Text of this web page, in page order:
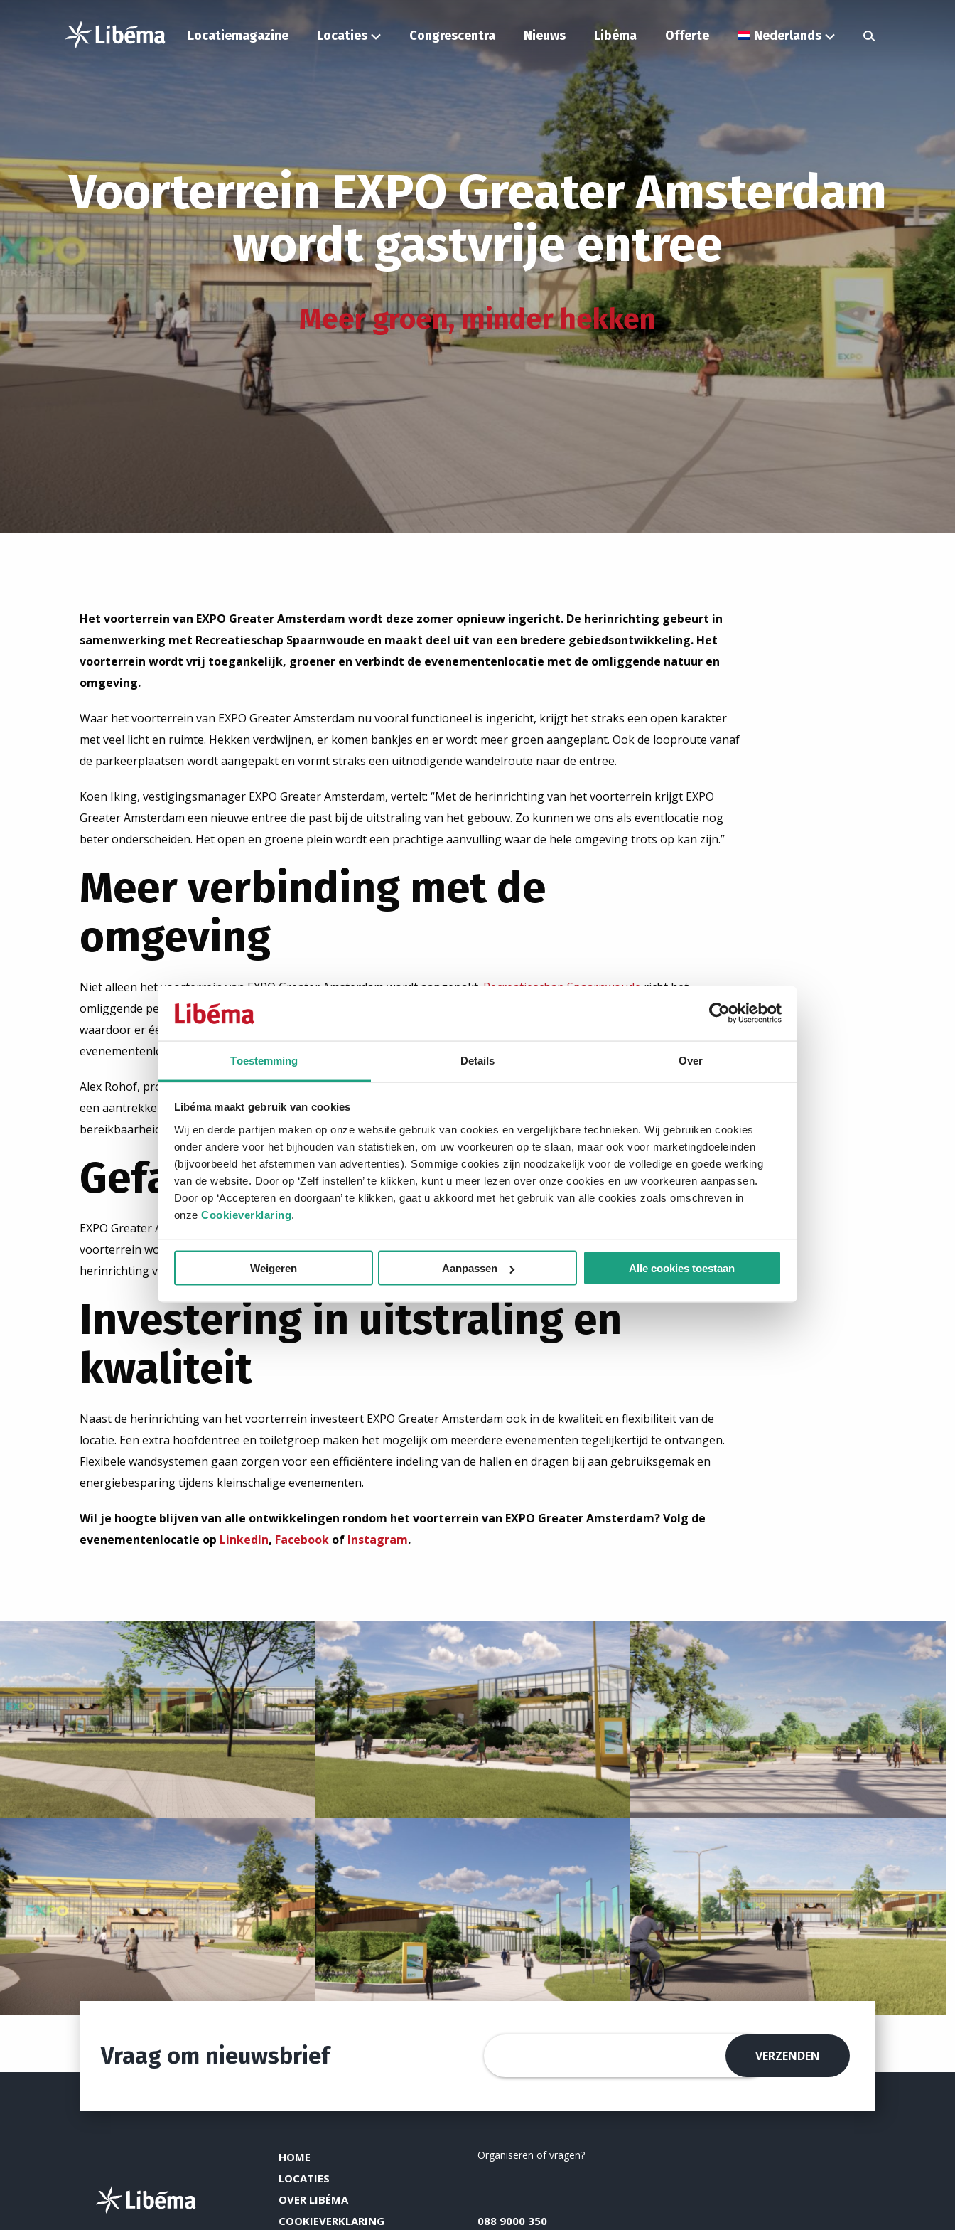
Toestemming Details Over
Libéma maakt gebruik van cookies
Wij en derde partijen maken op onze website gebruik van cookies en vergelijkbare technieken. Wij gebruiken cookies
onder andere voor het bijhouden van statistieken, om uw voorkeuren op te slaan, maar ook voor marketingdoeleinden
(bijvoorbeeld het afstemmen van advertenties). Sommige cookies zijn noodzakelijk voor de volledige en goede werking
van de website. Door op ‘Zelf instellen’ te klikken, kunt u meer lezen over onze cookies en uw voorkeuren aanpassen.
Door op ‘Accepteren en doorgaan’ te klikken, gaat u akkoord met het gebruik van alle cookies zoals omschreven in
onze Cookieverklaring.
Weigeren Aanpassen Alle cookies toestaan
Locatiemagazine Locaties Congrescentra Nieuws Libéma Offerte Nederlands
Voorterrein EXPO Greater Amsterdam
wordt gastvrije entree
Meer groen, minder hekken
Het voorterrein van EXPO Greater Amsterdam wordt deze zomer opnieuw ingericht. De herinrichting gebeurt in
samenwerking met Recreatieschap Spaarnwoude en maakt deel uit van een bredere gebiedsontwikkeling. Het
voorterrein wordt vrij toegankelijk, groener en verbindt de evenementenlocatie met de omliggende natuur en
omgeving.
Waar het voorterrein van EXPO Greater Amsterdam nu vooral functioneel is ingericht, krijgt het straks een open karakter
met veel licht en ruimte. Hekken verdwijnen, er komen bankjes en er wordt meer groen aangeplant. Ook de looproute vanaf
de parkeerplaatsen wordt aangepakt en vormt straks een uitnodigende wandelroute naar de entree.
Koen Iking, vestigingsmanager EXPO Greater Amsterdam, vertelt: “Met de herinrichting van het voorterrein krijgt EXPO
Greater Amsterdam een nieuwe entree die past bij de uitstraling van het gebouw. Zo kunnen we ons als eventlocatie nog
beter onderscheiden. Het open en groene plein wordt een prachtige aanvulling waar de hele omgeving trots op kan zijn.”
Meer verbinding met de
omgeving
Niet alleen het voorterrein van EXPO Greater Amsterdam wordt aangepakt. Recreatieschap Spaarnwoude richt het
omliggende perceel opnieuw in en maakt het open, bloemrijker en sociaal veiliger. De ontwerpen zijn op elkaar afgestemd,
waardoor er één overzichtelijk gebied ontstaat dat ook fungeert als fiets‑ en wandelroute tussen het dorp Vijfhuizen en de
evenementenlocatie.
Alex Rohof, projectmanager Recreatie Noord-Holland:“
een aantrekkelijke entree die bezoekers welkom heet en beter aansluit op de omgeving. Zo versterken we zowel de
bereikbaarheid als de kwaliteit van het gebied.”
Gefaseerde aanpak
EXPO Greater Amsterdam en Recreatieschap Spaarnwoude kiezen voor een gezamenlijke, gefaseerde aanpak. Het
voorterrein wordt vanaf eind juni vernieuwd en begin november 2026 opgeleverd. Het recreatieschap start daarna met de
herinrichting van het aangrenzende gebied. Dat wordt in de komende jaren onder handen genomen.
Investering in uitstraling en
kwaliteit
Naast de herinrichting van het voorterrein investeert EXPO Greater Amsterdam ook in de kwaliteit en flexibiliteit van de
locatie. Een extra hoofdentree en toiletgroep maken het mogelijk om meerdere evenementen tegelijkertijd te ontvangen.
Flexibele wandsystemen gaan zorgen voor een efficiëntere indeling van de hallen en dragen bij aan gebruiksgemak en
energiebesparing tijdens kleinschalige evenementen.
Wil je hoogte blijven van alle ontwikkelingen rondom het voorterrein van EXPO Greater Amsterdam? Volg de
evenementenlocatie op LinkedIn, Facebook of Instagram.
Vraag om nieuwsbrief
HOME
LOCATIES
OVER LIBÉMA
COOKIEVERKLARING
Organiseren of vragen?
088 9000 350